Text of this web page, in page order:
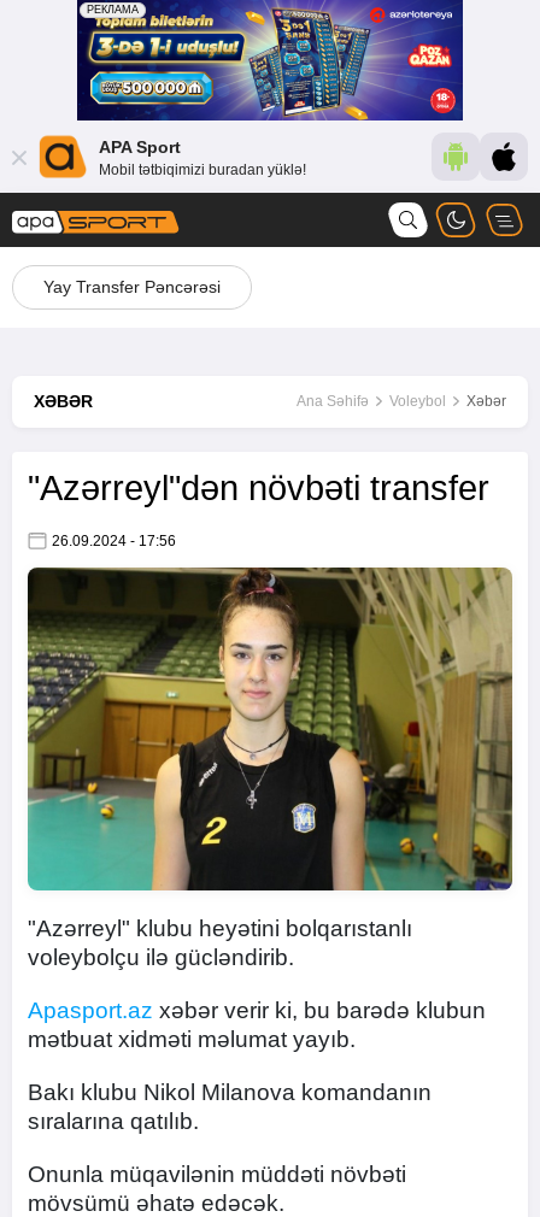
APA Sport
Mobil tətbiqimizi buradan yüklə!
Yay Transfer Pəncərəsi
XƏBƏR Ana Səhifə Voleybol Xəbər
"Azərreyl"dən növbəti transfer
26.09.2024 - 17:56
"Azərreyl" klubu heyətini bolqarıstanlı
voleybolçu ilə gücləndirib.
Apasport.az xəbər verir ki, bu barədə klubun
mətbuat xidməti məlumat yayıb.
Bakı klubu Nikol Milanova komandanın
sıralarına qatılıb.
Onunla müqavilənin müddəti növbəti
mövsümü əhatə edəcək.